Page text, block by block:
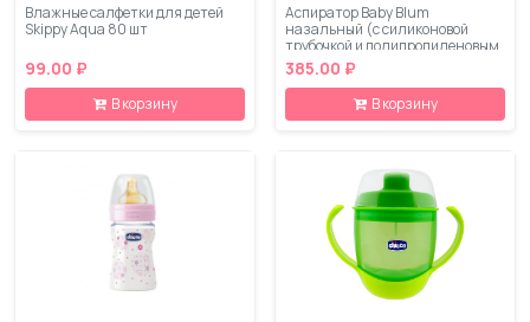
Влажные салфетки для детей
Skippy Aqua 80 шт
99.00 ₽
В корзину
Аспиратор Baby Blum
назальный (с силиконовой
трубочкой и полипропиленовым
контейнером)
385.00 ₽
В корзину